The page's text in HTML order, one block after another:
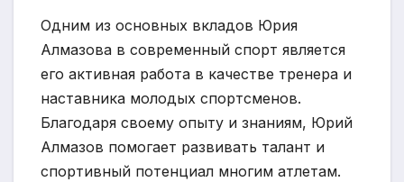
Одним из основных вкладов Юрия
Алмазова в современный спорт является
его активная работа в качестве тренера и
наставника молодых спортсменов.
Благодаря своему опыту и знаниям, Юрий
Алмазов помогает развивать талант и
спортивный потенциал многим атлетам.